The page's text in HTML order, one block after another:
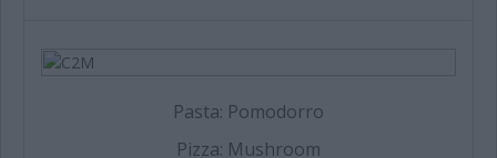
Pasta: Pomodorro
Pizza: Mushroom